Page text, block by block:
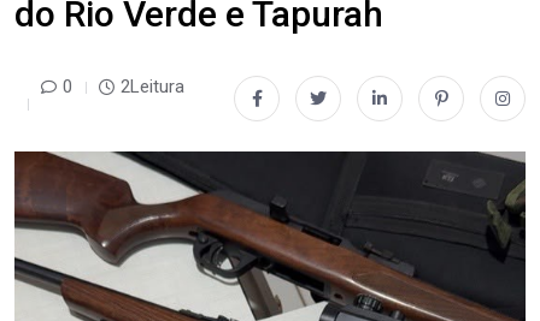
do Rio Verde e Tapurah
0 2Leitura